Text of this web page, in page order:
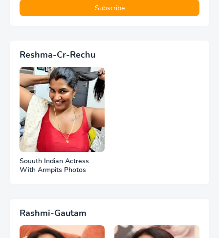
Reshma-Cr-Rechu
Souuth Indian Actress
With Armpits Photos
Rashmi-Gautam